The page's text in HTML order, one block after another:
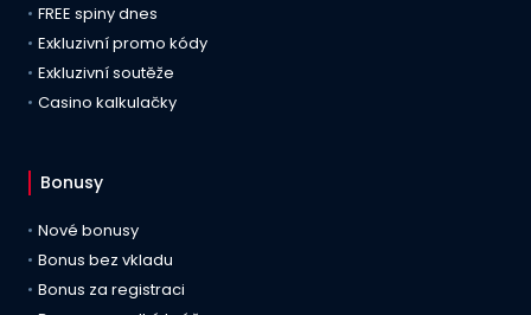
FREE spiny dnes
Exkluzivní promo kódy
Exkluzivní soutěže
Casino kalkulačky
Bonusy
Nové bonusy
Bonus bez vkladu
Bonus za registraci